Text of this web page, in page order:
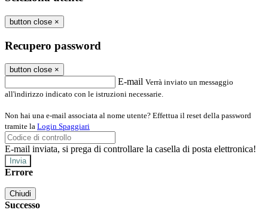
button close ×
Recupero password
button close ×
E-mail Verrà inviato un messaggio
all'indirizzo indicato con le istruzioni necessarie.
Non hai una e-mail associata al nome utente? Effettua il reset della password
tramite la Login Spaggiari
E-mail inviata, si prega di controllare la casella di posta elettronica!
Errore
Chiudi
Successo